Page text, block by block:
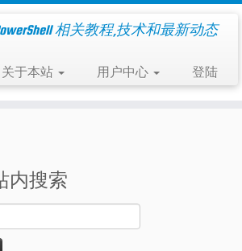
相关教程,技术和最新动态
关于本站 用户中心 登陆
内搜索